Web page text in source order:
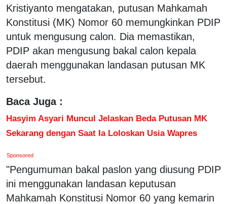
Kristiyanto mengatakan, putusan Mahkamah
Konstitusi (MK) Nomor 60 memungkinkan PDIP
untuk mengusung calon. Dia memastikan,
PDIP akan mengusung bakal calon kepala
daerah menggunakan landasan putusan MK
tersebut.
Baca Juga :
Hasyim Asyari Muncul Jelaskan Beda Putusan MK
Sekarang dengan Saat Ia Loloskan Usia Wapres
Sponsored
"Pengumuman bakal paslon yang diusung PDIP
ini menggunakan landasan keputusan
Mahkamah Konstitusi Nomor 60 yang kemarin